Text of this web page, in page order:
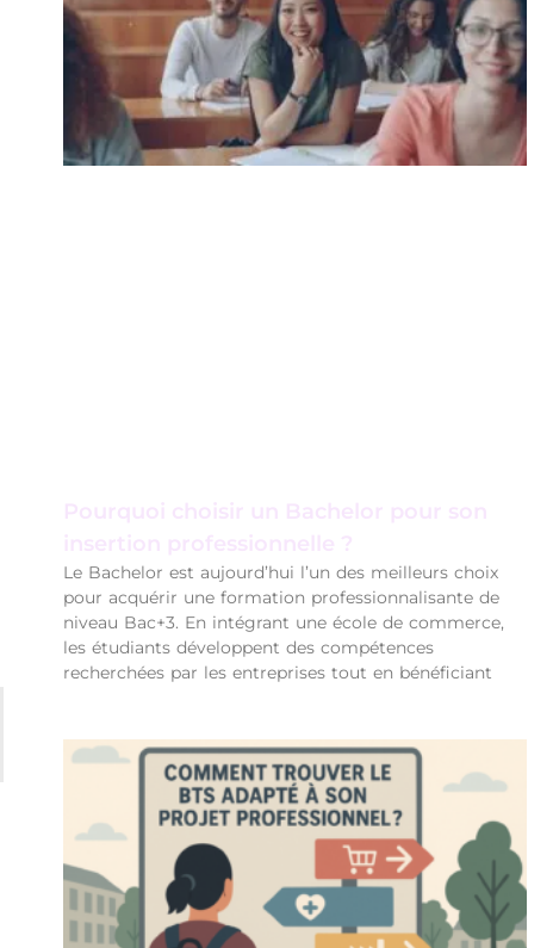
Pourquoi choisir un Bachelor pour son
insertion professionnelle ?
Le Bachelor est aujourd’hui l’un des meilleurs choix
pour acquérir une formation professionnalisante de
niveau Bac+3. En intégrant une école de commerce,
les étudiants développent des compétences
recherchées par les entreprises tout en bénéficiant